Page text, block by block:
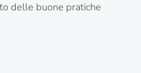
delle buone pratiche